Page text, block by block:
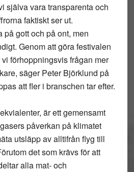
själva vara transparenta och
faktiskt ser ut.
på gott och på ont, men
Genom att göra festivalen
förhoppningsvis frågan mer
säger Peter Björklund på
att fler i branschen tar efter.
är ett gemensamt
påverkan på klimatet
utsläpp av alltifrån flyg till
det som krävs för att
alla mat- och